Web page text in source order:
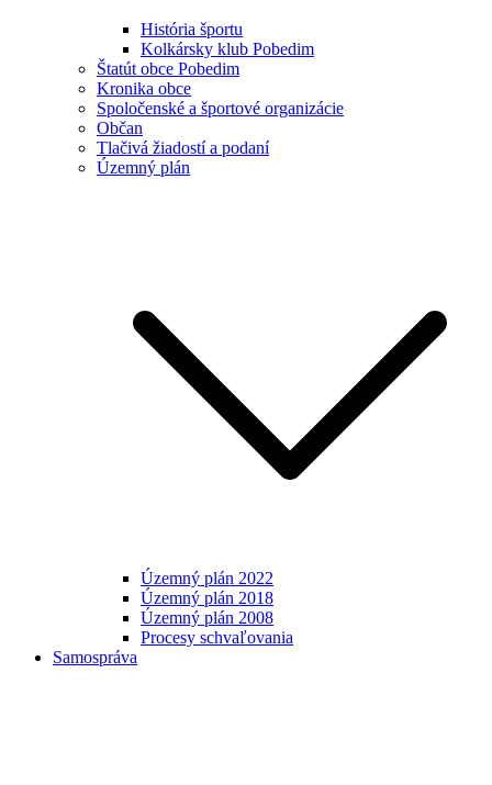
História športu
Kolkársky klub Pobedim
Štatút obce Pobedim
Kronika obce
Spoločenské a športové organizácie
Občan
Tlačivá žiadostí a podaní
Územný plán
Územný plán 2022
Územný plán 2018
Územný plán 2008
Procesy schvaľovania
Samospráva